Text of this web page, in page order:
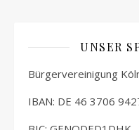
UNSER
Bürgervereinigung
IBAN: DE 46 3706